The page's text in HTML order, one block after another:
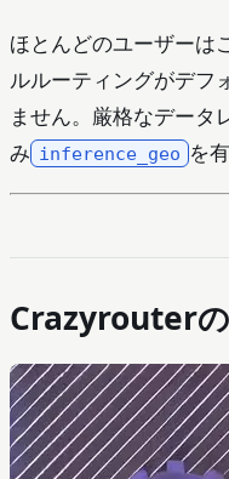
ほとんどのユーザーは
ルルーティングがデフ
ません。厳格なデータ
み inference_geo を
Crazyrouter